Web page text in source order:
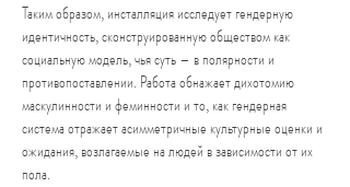
Таким образом, инсталляция исследует гендерную
идентичность, сконструированную обществом как
социальную модель, чья суть – в полярности и
противопоставлении. Работа обнажает дихотомию
маскулинности и феминности и то, как гендерная
система отражает асимметричные культурные оценки и
ожидания, возлагаемые на людей в зависимости от их
пола.